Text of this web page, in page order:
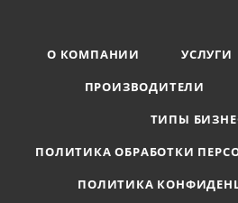
О КОМПАНИИ УСЛУГИ
ПРОИЗВОДИТЕЛИ
ТИПЫ
ПОЛИТИКА ОБРАБОТКИ
ПОЛИТИКА